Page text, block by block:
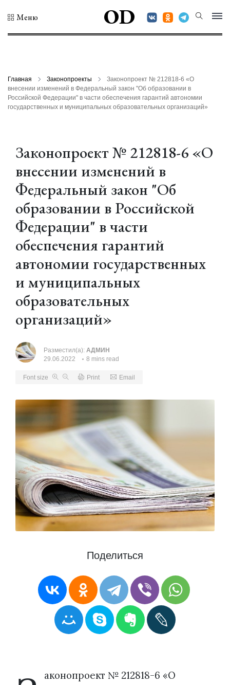
Меню OD
Главная Законопроекты
Законопроект № 212818-6 «О
внесении изменений в Федеральный закон "Об образовании в
Российской Федерации" в части обеспечения гарантий автономии
государственных и муниципальных образовательных организаций»
Законопроект № 212818-6 «О
внесении изменений в
Федеральный закон "Об
образовании в Российской
Федерации" в части
обеспечения гарантий
автономии государственных
и муниципальных
образовательных
организаций»
Разместил(а): АДМИН
29.06.2022
8 mins read
Font size Print Email
Поделиться
аконопроект № 212818-6 «О